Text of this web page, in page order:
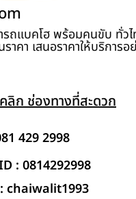
รถแบคโฮ พร้อมคนขับ ทั่ว
าคา เสนอราคาให้บริการ
ลิก ช่องทางที่สะดวก
429 2998
: 0814292998
chaiwalit1993